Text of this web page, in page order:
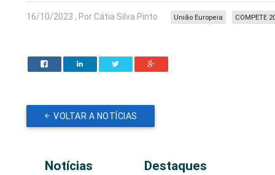
16/10/2023 , Por Cátia Silva Pinto COMPETE
União Europeia
VOLTAR A NOTÍCIAS
Notícias Destaques